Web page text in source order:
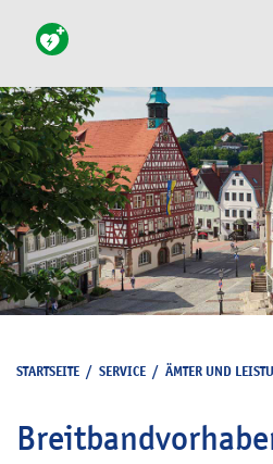
STARTSEITE / SERVICE / ÄMTER UND